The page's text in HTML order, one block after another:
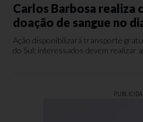
Carlos Barbosa realiza
doação de sangue no
Ação disponibilizará transporte
do Sul; interessados devem realizar